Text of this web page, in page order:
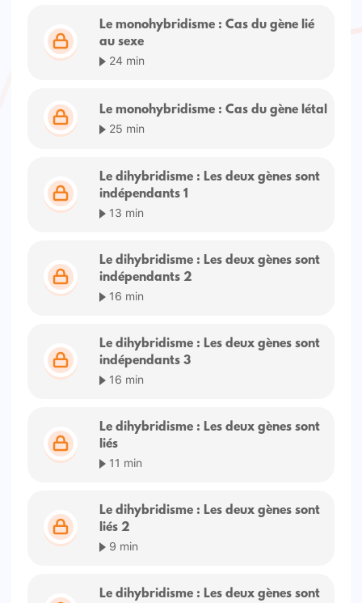
Le monohybridisme : Cas du gène lié
au sexe
24 min
Le monohybridisme : Cas du gène létal
25 min
Le dihybridisme : Les deux gènes sont
indépendants 1
13 min
Le dihybridisme : Les deux gènes sont
indépendants 2
16 min
Le dihybridisme : Les deux gènes sont
indépendants 3
16 min
Le dihybridisme : Les deux gènes sont
liés
11 min
Le dihybridisme : Les deux gènes sont
liés 2
9 min
Le dihybridisme : Les deux gènes sont